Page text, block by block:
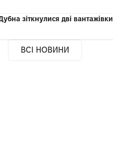
зіткнулися дві вантажівки
ВСІ НОВИНИ